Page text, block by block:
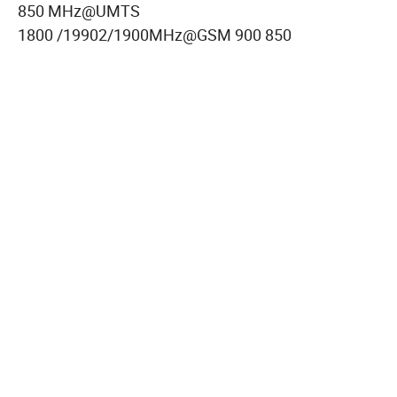
850 MHz@UMTS
1800 /19902/1900MHz@GSM 900 850